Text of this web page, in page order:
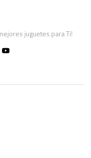
juguetes para Ti!